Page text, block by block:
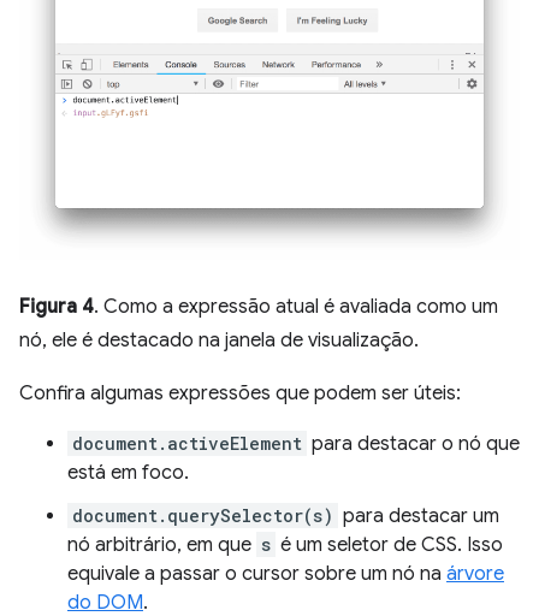
Figura 4. Como a expressão atual é avaliada como um
nó, ele é destacado na janela de visualização.
Confira algumas expressões que podem ser úteis:
document.activeElement para destacar o nó que
está em foco.
document.querySelector(s) para destacar um
nó arbitrário, em que s é um seletor de CSS. Isso
equivale a passar o cursor sobre um nó na árvore
do DOM.